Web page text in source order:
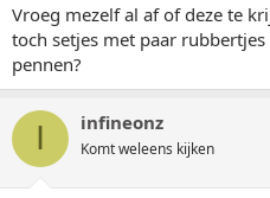
Vroeg mezelf al af of deze te
toch setjes met paar
pennen?
I infineonz
Komt weleens kijken